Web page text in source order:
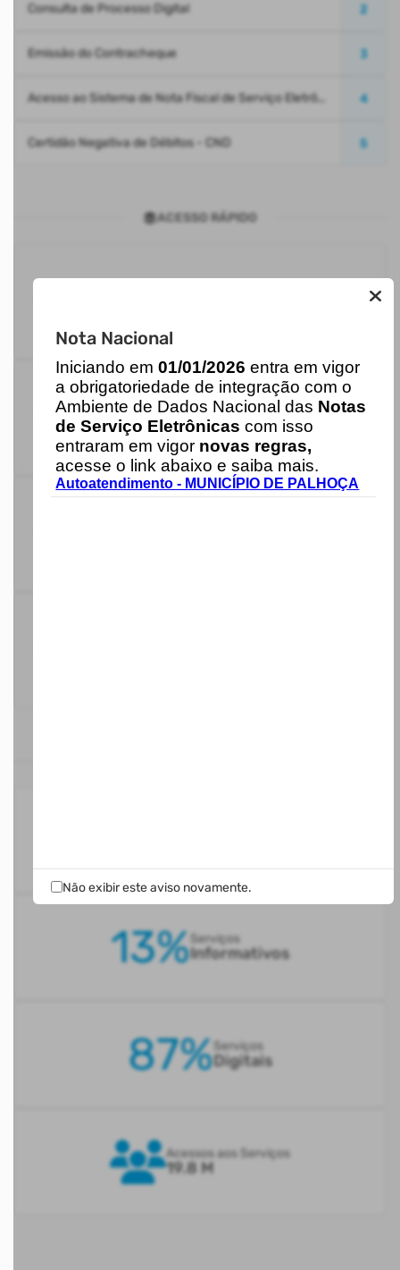
Nota Nacional
Iniciando em01/01/2026 entra em vigor
a obrigatoriedade de integração com o
Ambiente de Dados Nacional das Notas
de Serviço Eletrônicas com isso
entraram em vigor novas regras,
acesse o link abaixo e saiba mais.
Autoatendimento - MUNICÍPIO DE PALHOÇA
Não exibir este aviso novamente.
Consulta de Processo Digital 2
Emissão do Contracheque 3
Acesso ao Sistema de Nota Fiscal de Serviço Eletrônica 4
Certidão Negativa de Débitos - CND 5
ACESSO RÁPIDO
Carregando...
13% Serviços
Informativos
87% Serviços
Digitais
Acessos aos Serviços
19.8 M